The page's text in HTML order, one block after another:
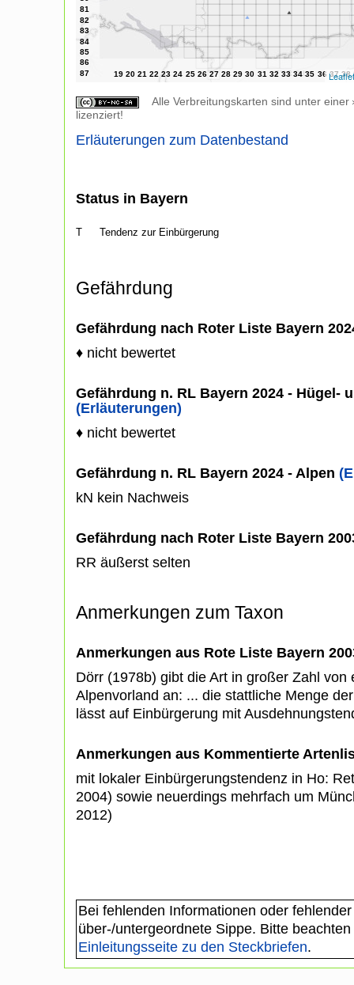
Leaflet
Alle Verbreitungskarten sind unter einer
lizenziert!
Erläuterungen zum Datenbestand
Status in Bayern
T Tendenz zur Einbürgerung
Gefährdung
Gefährdung nach Roter Liste Bayern
♦ nicht bewertet
Gefährdung n. RL Bayern 2024 - Hügel-
(Erläuterungen)
♦ nicht bewertet
Gefährdung n. RL Bayern 2024 - Alpen
kN kein Nachweis
Gefährdung nach Roter Liste Bayern
RR äußerst selten
Anmerkungen zum Taxon
Anmerkungen aus Rote Liste Bayern
Dörr (1978b) gibt die Art in großer Zahl von
Alpenvorland an: ... die stattliche Menge
lässt auf Einbürgerung mit
Anmerkungen aus Kommentierte
mit lokaler Einbürgerungstendenz in Ho:
2004) sowie neuerdings mehrfach um
2012)
Bei fehlenden Informationen oder
über-/untergeordnete Sippe. Bitte
Einleitungsseite zu den Steckbriefen.